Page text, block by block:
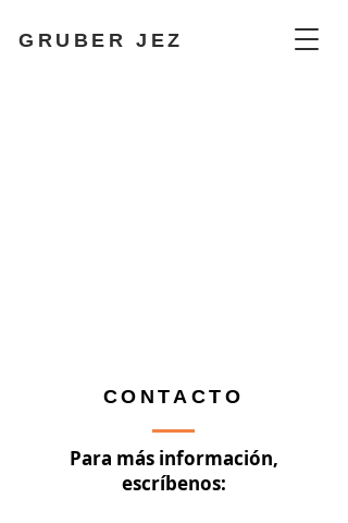
GRUBER JEZ
CONTACTO
Para más información,
escríbenos: